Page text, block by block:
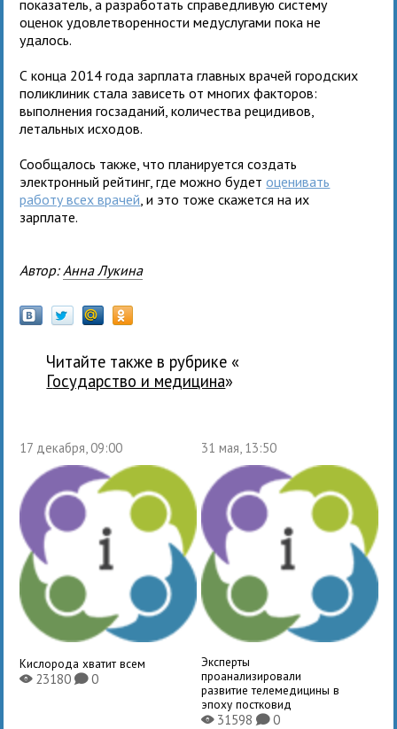
показатель, а разработать справедливую систему
оценок удовлетворенности медуслугами пока не
удалось.
С конца 2014 года зарплата главных врачей городских
поликлиник стала зависеть от многих факторов:
выполнения госзаданий, количества рецидивов,
летальных исходов.
Сообщалось также, что планируется создать
электронный рейтинг, где можно будетоценивать
работу всех врачей , и это тоже скажется на их
зарплате.
Автор: Анна Лукина
Читайте также в рубрике «
государство и медицина»
17 декабря, 09:00
Кислорода хватит всем
X23180K0
31 мая, 13:50
Эксперты
проанализировали
развитие телемедицины в
эпоху постковид
X31598 K0